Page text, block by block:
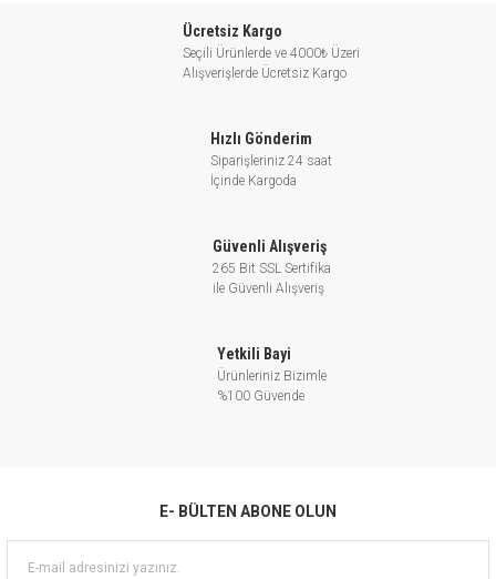
Ücretsiz Kargo
Seçili Ürünlerde ve 4000₺ Üzeri
Alışverişlerde Ücretsiz Kargo
Hızlı Gönderim
Siparişleriniz 24 saat
İçinde Kargoda
Güvenli Alışveriş
265 Bit SSL Sertifika
ile Güvenli Alışveriş
Yetkili Bayi
Ürünleriniz Bizimle
%100 Güvende
E- BÜLTEN ABONE OLUN